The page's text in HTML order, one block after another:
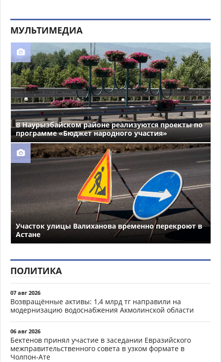
МУЛЬТИМЕДИА
В Наурызбайском районе реализуются проекты по
программе «Бюджет народного участия»
Участок улицы Валиханова временно перекроют в
Астане
ПОЛИТИКА
07 авг 2026
Возвращённые активы: 1,4 млрд тг направили на
модернизацию водоснабжения Акмолинской области
06 авг 2026
Бектенов принял участие в заседании Евразийского
межправительственного совета в узком формате в
Чолпон-Ате